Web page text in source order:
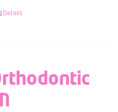
Details